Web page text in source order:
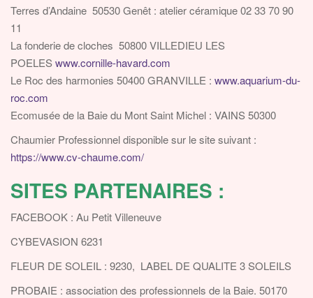
Terres d’Andaine 50530 Genêt : atelier céramique 02 33 70 90
11
La fonderie de cloches 50800 VILLEDIEU LES
POELESwww.cornille-havard.com
Le Roc des harmonies 50400 GRANVILLE : www.aquarium-du-
roc.com
Ecomusée de la Baie du Mont Saint Michel : VAINS 50300
Chaumier Professionnel disponible sur le site suivant :
https://www.cv-chaume.com/
SITES PARTENAIRES :
FACEBOOK : Au Petit Villeneuve
CYBEVASION 6231
FLEUR DE SOLEIL : 9230, LABEL DE QUALITE 3 SOLEILS
PROBAIE : association des professionnels de la Baie. 50170